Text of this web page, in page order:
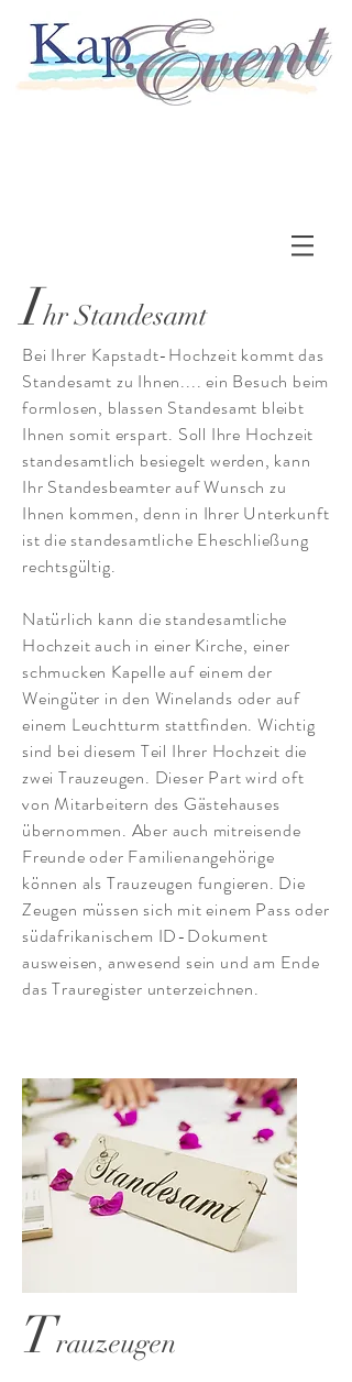
Ihr Standesamt
Bei Ihrer Kapstadt-Hochzeit kommt das
Standesamt zu Ihnen.... ein Besuch beim
formlosen, blassen Standesamt bleibt
Ihnen somit erspart. Soll Ihre Hochzeit
standesamtlich besiegelt werden, kann
Ihr Standesbeamter auf Wunsch zu
Ihnen kommen, denn in Ihrer Unterkunft
ist die standesamtliche Eheschließung
rechtsgültig.
Natürlich kann die standesamtliche
Hochzeit auch in einer Kirche, einer
schmucken Kapelle auf einem der
Weingüter in den Winelands oder auf
einem Leuchtturm stattfinden. Wichtig
sind bei diesem Teil Ihrer Hochzeit die
zwei Trauzeugen. Dieser Part wird oft
von Mitarbeitern des Gästehauses
übernommen. Aber auch mitreisende
Freunde oder Familienangehörige
können als Trauzeugen fungieren. Die
Zeugen müssen sich mit einem Pass oder
südafrikanischem ID-Dokument
ausweisen, anwesend sein und am Ende
das Trauregister unterzeichnen.
Trauzeugen